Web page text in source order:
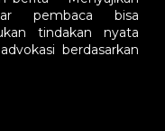
pembaca bisa
tindakan nyata
berdasarkan